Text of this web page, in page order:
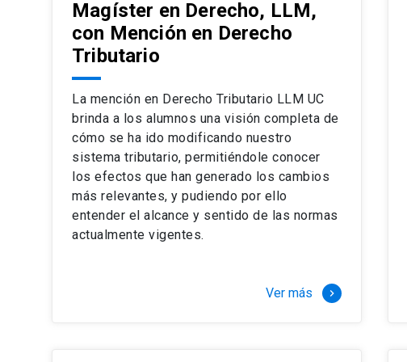
Magíster en Derecho, LLM,
con Mención en Derecho
Tributario
La mención en Derecho Tributario LLM UC
brinda a los alumnos una visión completa de
cómo se ha ido modificando nuestro
sistema tributario, permitiéndole conocer
los efectos que han generado los cambios
más relevantes, y pudiendo por ello
entender el alcance y sentido de las normas
actualmente vigentes.
Ver más keyboard_arrow_right